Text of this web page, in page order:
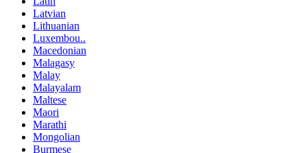
Latvian
Lithuanian
Luxembou..
Macedonian
Malagasy
Malay
Malayalam
Maltese
Maori
Marathi
Mongolian
Burmese